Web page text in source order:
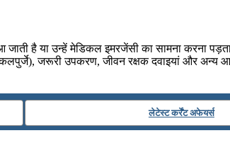
है या उन्हें मेडिकल इमरजेंसी का सामना करना
जरूरी उपकरण, जीवन रक्षक दवाइयां और अन्य
लेटेस्ट कर्रेंट अफेयर्स